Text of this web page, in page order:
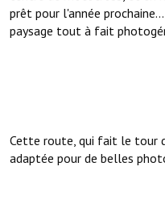
prêt pour l'année
paysage tout à fait
Cette route, qui fait le tour
adaptée pour de belles